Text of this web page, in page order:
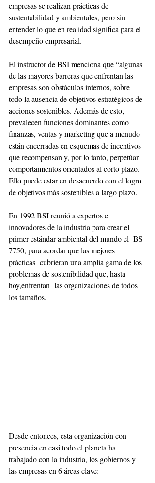
empresas se realizan prácticas de
sustentabilidad y ambientales, pero sin
entender lo que en realidad significa para el
desempeño empresarial.
El instructor de BSI menciona que “algunas
de las mayores barreras que enfrentan las
empresas son obstáculos internos, sobre
todo la ausencia de objetivos estratégicos de
acciones sostenibles. Además de esto,
prevalecen funciones dominantes como
finanzas, ventas y marketing que a menudo
están encerradas en esquemas de incentivos
que recompensan y, por lo tanto, perpetúan
comportamientos orientados al corto plazo.
Ello puede estar en desacuerdo con el logro
de objetivos más sostenibles a largo plazo.
En 1992 BSI reunió a expertos e
innovadores de la industria para crear el
primer estándar ambiental del mundo el  BS
7750, para acordar que las mejores
prácticas  cubrieran una amplia gama de los
problemas de sostenibilidad que, hasta
hoy,enfrentan  las organizaciones de todos
los tamaños.
Desde entonces, esta organización con
presencia en casi todo el planeta ha
trabajado con la industria, los gobiernos y
las empresas en 6 áreas clave: